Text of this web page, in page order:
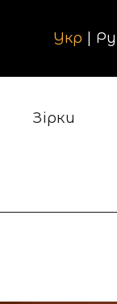
Укр
Зірки